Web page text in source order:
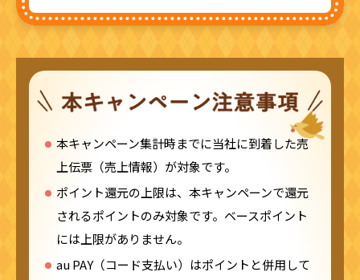
本キャンペーン集計時までに当社に到着した売
上伝票（売上情報）が対象です。
ポイント還元の上限は、本キャンペーンで還元
されるポイントのみ対象です。ベースポイント
には上限がありません。
au PAY（コード支払い）はポイントと併用して